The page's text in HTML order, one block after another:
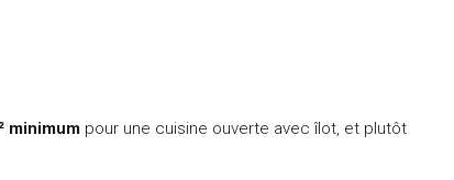
minimum pour une cuisine ouverte avec îlot, et plutôt